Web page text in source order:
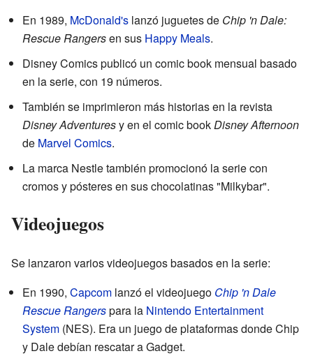
En 1989, McDonald's lanzó juguetes de Chip 'n Dale:
Rescue Rangersen sus Happy Meals.
Disney Comics publicó un comic book mensual basado
en la serie, con 19 números.
También se imprimieron más historias en la revista
Disney Adventuresy en el comic bookDisney Afternoon
de Marvel Comics.
La marca Nestle también promocionó la serie con
cromos y pósteres en sus chocolatinas "Milkybar".
Videojuegos
Se lanzaron varios videojuegos basados en la serie:
En 1990, Capcom lanzó el videojuego Chip 'n Dale
Rescue Rangerspara la Nintendo Entertainment
System (NES). Era un juego de plataformas donde Chip
y Dale debían rescatar a Gadget.